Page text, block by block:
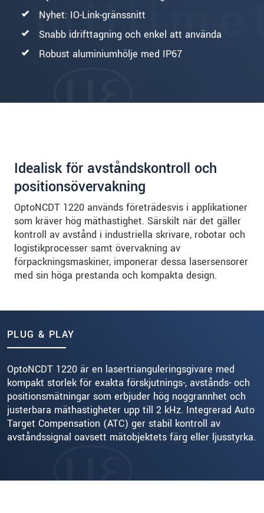
Nyhet: IO-Link-gränssnitt
Snabb idrifttagning och enkel att använda
Robust aluminiumhölje med IP67
Idealisk för avståndskontroll och
positionsövervakning
OptoNCDT 1220 används företrädesvis i applikationer
som kräver hög mäthastighet. Särskilt när det gäller
kontroll av avstånd i industriella skrivare, robotar och
logistikprocesser samt övervakning av
förpackningsmaskiner, imponerar dessa lasersensorer
med sin höga prestanda och kompakta design.
PLUG & PLAY
OptoNCDT 1220 är en lasertrianguleringsgivare med
kompakt storlek för exakta förskjutnings-, avstånds- och
positionsmätningar som erbjuder hög noggrannhet och
justerbara mäthastigheter upp till 2 kHz. Integrerad Auto
Target Compensation (ATC) ger stabil kontroll av
avståndssignal oavsett mätobjektets färg eller ljusstyrka.